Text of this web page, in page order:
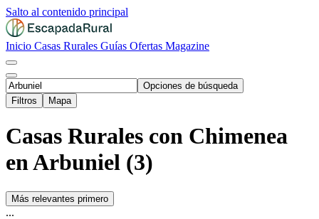
Salto al contenido principal
Inicio Casas Rurales Guías Ofertas Magazine
Opciones de búsqueda
Filtros
Mapa
Casas Rurales con Chimenea
en Arbuniel (3)
Más relevantes primero
...